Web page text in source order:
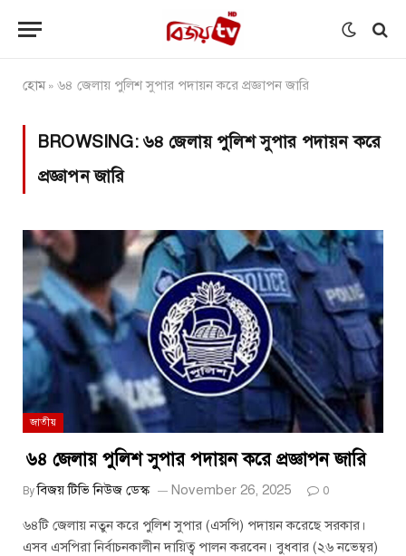
হোম» ৬৪ জেলায় পুলিশ সুপার পদায়ন করে প্রজ্ঞাপন জারি
BROWSING: ৬৪ জেলায় পুলিশ সুপার পদায়ন করে
প্রজ্ঞাপন জারি
জাতীয়
৬৪ জেলায় পুলিশ সুপার পদায়ন করে প্রজ্ঞাপন জারি
By বিজয় টিভি নিউজ ডেস্ক November 26, 2025 0
৬৪টি জেলায় নতুন করে পুলিশ সুপার (এসপি) পদায়ন করেছে সরকার।
এসব এসপিরা নির্বাচনকালীন দায়িত্ব পালন করবেন। বুধবার (২৬ নভেম্বর)